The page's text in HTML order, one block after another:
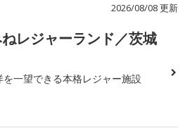
2026/08/08 更新
レジャーランド／茨城
を一望できる本格レジャー施設